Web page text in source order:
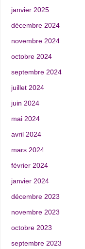
janvier 2025
décembre 2024
novembre 2024
octobre 2024
septembre 2024
juillet 2024
juin 2024
mai 2024
avril 2024
mars 2024
février 2024
janvier 2024
décembre 2023
novembre 2023
octobre 2023
septembre 2023